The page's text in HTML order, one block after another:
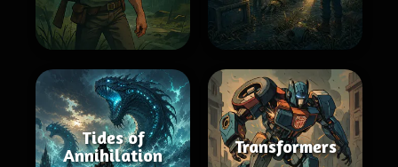
Tides of
Annihilation
Transformers